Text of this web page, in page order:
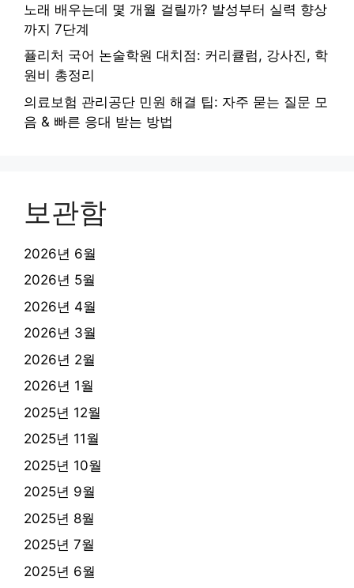
노래 배우는데 몇 개월 걸릴까? 발성부터 실력 향상
까지 7단계
퓰리처 국어 논술학원 대치점: 커리큘럼, 강사진, 학
원비 총정리
의료보험 관리공단 민원 해결 팁: 자주 묻는 질문 모
음 & 빠른 응대 받는 방법
보관함
2026년 6월
2026년 5월
2026년 4월
2026년 3월
2026년 2월
2026년 1월
2025년 12월
2025년 11월
2025년 10월
2025년 9월
2025년 8월
2025년 7월
2025년 6월